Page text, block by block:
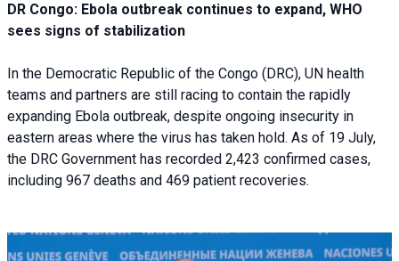
DR Congo: Ebola outbreak continues to expand, WHO
sees signs of stabilization
In the Democratic Republic of the Congo (DRC), UN health
teams and partners are still racing to contain the rapidly
expanding Ebola outbreak, despite ongoing insecurity in
eastern areas where the virus has taken hold. As of 19 July,
the DRC Government has recorded 2,423 confirmed cases,
including 967 deaths and 469 patient recoveries.